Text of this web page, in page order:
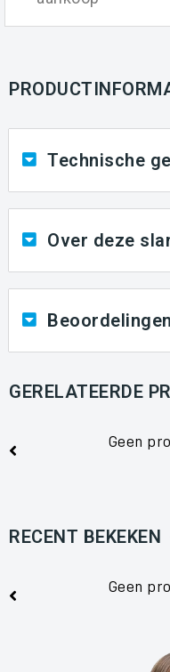
Technische
Over deze
GERELATEERDE
Geen
RECENT BEKEKEN
Geen